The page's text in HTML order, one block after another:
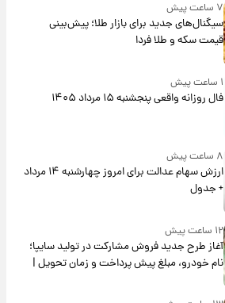
۷ ساعت پیش
سیگنال‌های جدید برای بازار طلا؛ پیش‌بینی
قیمت سکه و طلا فردا
۱ ساعت پیش
فال روزانه واقعی پنجشنبه ۱۵ مرداد ۱۴۰۵
۸ ساعت پیش
ارزش سهام عدالت برای امروز چهارشنبه ۱۴ مرداد
+ جدول
۱۲ ساعت پیش
آغاز طرح جدید فروش مشارکت در تولید سایپا؛
نام خودرو، مبلغ پیش پرداخت و زمان تحویل |
سود مشارکت چند درصد است؟